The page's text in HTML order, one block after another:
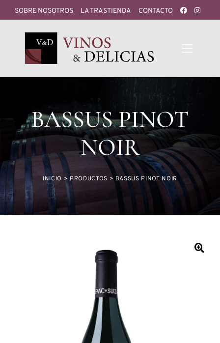
SOBRE NOSOTROS LA TRASTIENDA CONTACTO
BASSUS PINOT
NOIR
INICIO > PRODUCTOS > BASSUS PINOT NOIR